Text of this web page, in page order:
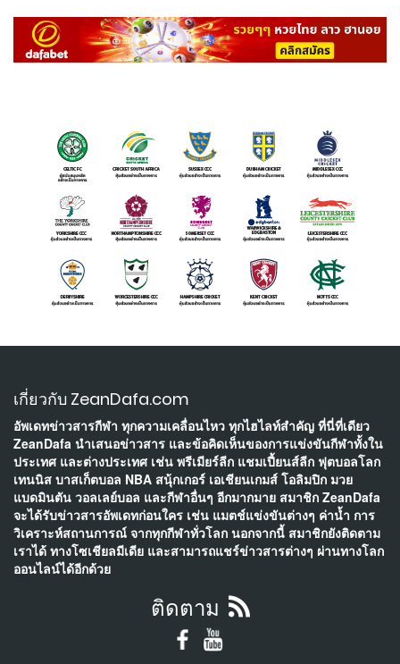
เกี่ยวกับ ZeanDafa.com
อัพเดทข่าวสารกีฬา ทุกความเคลื่อนไหว ทุกไฮไลท์สำคัญ ที่นี่ที่เดียว
ZeanDafa นำเสนอข่าวสาร และข้อคิดเห็นของการแข่งขันกีฬาทั้งใน
ประเทศ และต่างประเทศ เช่น พรีเมียร์ลีก แชมเปี้ยนส์ลีก ฟุตบอลโลก
เทนนิส บาสเก็ตบอล NBA สนุ้กเกอร์ เอเชียนเกมส์ โอลิมปิก มวย
แบดมินตัน วอลเลย์บอล และกีฬาอื่นๆ อีกมากมาย สมาชิก ZeanDafa
จะได้รับข่าวสารอัพเดทก่อนใคร เช่น แมตช์แข่งขันต่างๆ ค่าน้ำ การ
วิเคราะห์สถานการณ์ จากทุกกีฬาทั่วโลก นอกจากนี้ สมาชิกยังติดตาม
เราได้ ทางโซเชียลมีเดีย และสามารถแชร์ข่าวสารต่างๆ ผ่านทางโลก
ออนไลน์ได้อีกด้วย
ติดตาม